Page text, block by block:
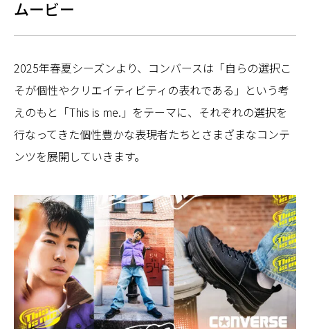
ムービー
2025年春夏シーズンより、コンバースは「自らの選択こ
そが個性やクリエイティビティの表れである」という考
えのもと「This is me.」をテーマに、それぞれの選択を
行なってきた個性豊かな表現者たちとさまざまなコンテ
ンツを展開していきます。